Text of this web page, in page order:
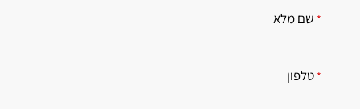
* שם מלא
* טלפון